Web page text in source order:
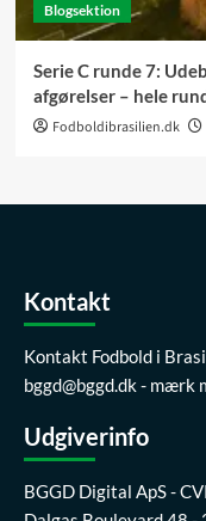
Blogsektion
Serie C runde 7:
afgørelser – hele
Fodboldibrasilien.dk
Kontakt
Kontakt Fodbold i
bggd@bggd.dk- mærk
Udgiverinfo
BGGD Digital ApS -